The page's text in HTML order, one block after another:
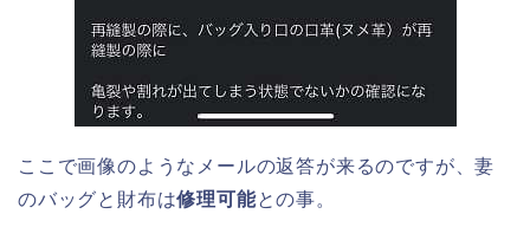
ここで画像のようなメールの返答が来るのですが、妻
のバッグと財布は修理可能との事。